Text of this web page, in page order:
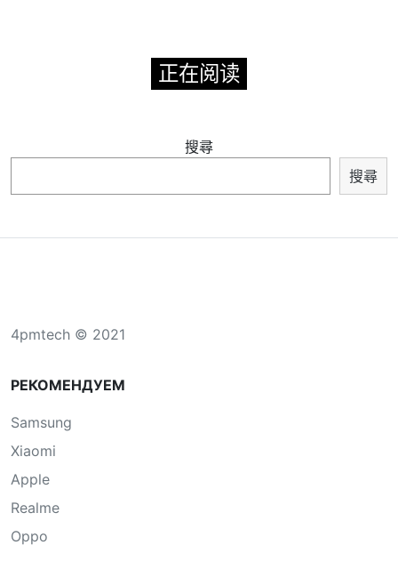
正在阅读
搜尋
搜尋
4pmtech © 2021
РЕКОМЕНДУЕМ
Samsung
Xiaomi
Apple
Realme
Oppo